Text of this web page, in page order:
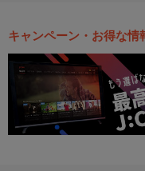
キャンペーン・お得な情